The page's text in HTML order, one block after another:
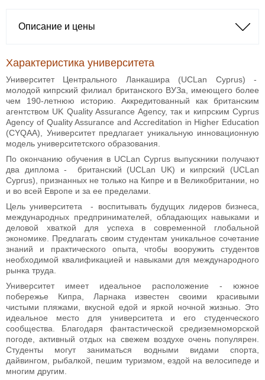
Описание и цены
Характеристика университета
Университет Центрального Ланкашира (UCLan Cyprus) -
молодой кипрский филиал британского ВУЗа, имеющего более
чем 190-летнюю историю. Аккредитованный как британским
агентством UK Quality Assurance Agency, так и кипрским Cyprus
Agency of Quality Assurance and Accreditation in Higher Education
(CYQAA), Университет предлагает уникальную инновационную
модель университетского образования.
По окончанию обучения в UCLan Cyprus выпускники получают
два диплома - британский (UCLan UK) и кипрский (UCLan
Cyprus), признанных не только на Кипре и в Великобритании, но
и во всей Европе и за ее пределами.
Цель университета - воспитывать будущих лидеров бизнеса,
международных предпринимателей, обладающих навыками и
деловой хваткой для успеха в современной глобальной
экономике. Предлагать своим студентам уникальное сочетание
знаний и практического опыта, чтобы вооружить студентов
необходимой квалификацией и навыками для международного
рынка труда.
Университет имеет идеальное расположение - южное
побережье Кипра, Ларнака известен своими красивыми
чистыми пляжами, вкусной едой и яркой ночной жизнью. Это
идеальное место для университета и его студенческого
сообщества. Благодаря фантастической средиземноморской
погоде, активный отдых на свежем воздухе очень популярен.
Студенты могут заниматься водными видами спорта,
дайвингом, рыбалкой, пешим туризмом, ездой на велосипеде и
многим другим.